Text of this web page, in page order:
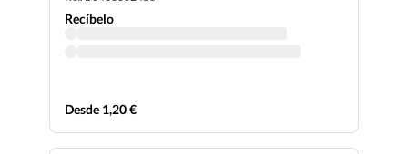
Recíbelo
Desde 1,20 €